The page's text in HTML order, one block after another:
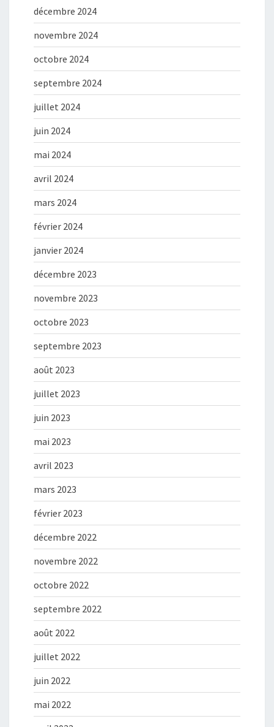
décembre 2024
novembre 2024
octobre 2024
septembre 2024
juillet 2024
juin 2024
mai 2024
avril 2024
mars 2024
février 2024
janvier 2024
décembre 2023
novembre 2023
octobre 2023
septembre 2023
août 2023
juillet 2023
juin 2023
mai 2023
avril 2023
mars 2023
février 2023
décembre 2022
novembre 2022
octobre 2022
septembre 2022
août 2022
juillet 2022
juin 2022
mai 2022